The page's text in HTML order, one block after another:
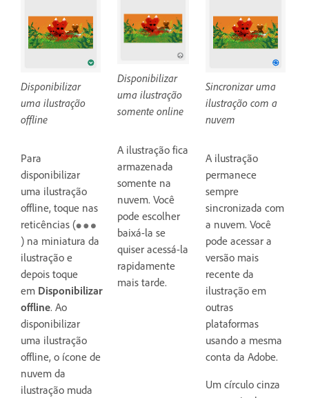
Disponibilizar
uma ilustração
offline
Para
disponibilizar
uma ilustração
offline, toque nas
reticências (
) na miniatura da
ilustração e
depois toque
em Disponibilizar
offline. Ao
disponibilizar
uma ilustração
offline, o ícone de
nuvem da
ilustração muda
Disponibilizar
uma ilustração
somente online
A ilustração fica
armazenada
somente na
nuvem. Você
pode escolher
baixá-la se
quiser acessá-la
rapidamente
mais tarde.
Sincronizar uma
ilustração com a
nuvem
A ilustração
permanece
sempre
sincronizada com
a nuvem. Você
pode acessar a
versão mais
recente da
ilustração em
outras
plataformas
usando a mesma
conta da Adobe.
Um círculo cinza